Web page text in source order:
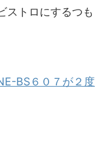
ストロにするつも
BS６０７が２度